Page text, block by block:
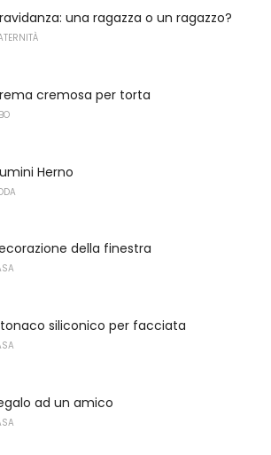
una ragazza o un ragazzo?
cremosa per torta
Herno
della finestra
siliconico per facciata
ad un amico